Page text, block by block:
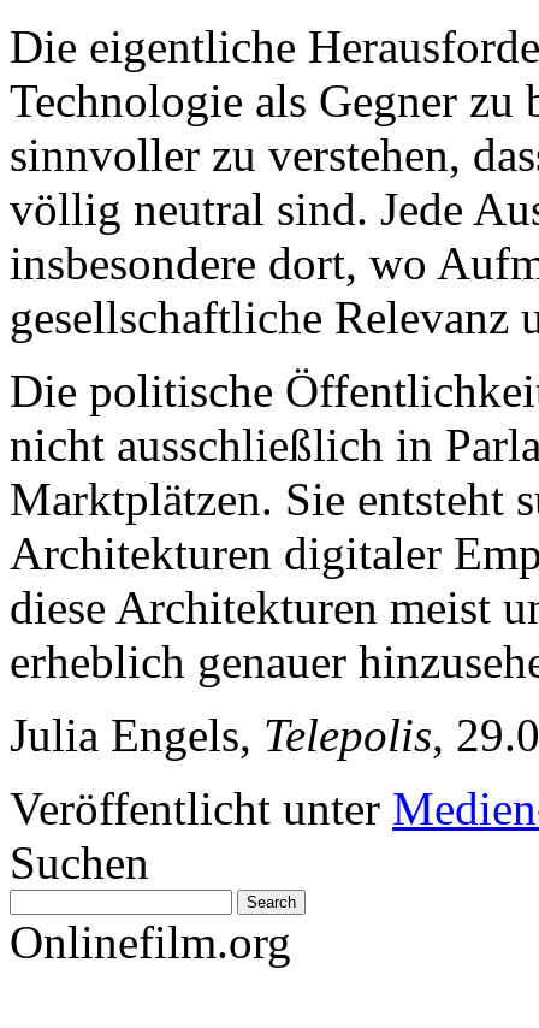
Die eigentliche
Technologie als Gegner zu
sinnvoller zu verstehen,
völlig neutral sind. Jede
insbesondere dort, wo
gesellschaftliche Relevanz
Die politische
nicht ausschließlich in
Marktplätzen. Sie entsteht
Architekturen digitaler
diese Architekturen meist
erheblich genauer
Julia Engels, Telepolis,
Veröffentlicht unter
Suchen
Onlinefilm.org